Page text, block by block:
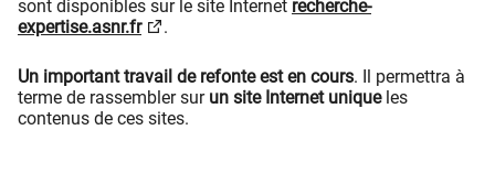
sont disponibles sur le site Internet recherche-
expertise.asnr.fr
.
Un important travail de refonte est en cours. Il permettra à
terme de rassembler sur un site Internet uniqueles
contenus de ces sites.